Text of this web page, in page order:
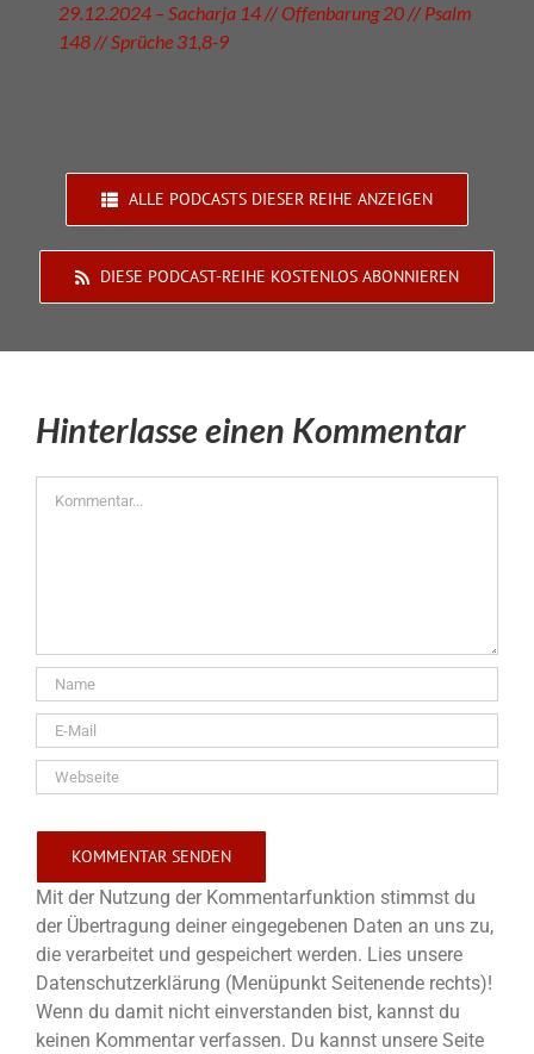
29.12.2024 – Sacharja 14 // Offenbarung 20 // Psalm
148 // Sprüche 31,8-9
ALLE PODCASTS DIESER REIHE ANZEIGEN
DIESE PODCAST-REIHE KOSTENLOS ABONNIEREN
Hinterlasse einen Kommentar
Mit der Nutzung der Kommentarfunktion stimmst du
der Übertragung deiner eingegebenen Daten an uns zu,
die verarbeitet und gespeichert werden. Lies unsere
Datenschutzerklärung (Menüpunkt Seitenende rechts)!
Wenn du damit nicht einverstanden bist, kannst du
keinen Kommentar verfassen. Du kannst unsere Seite